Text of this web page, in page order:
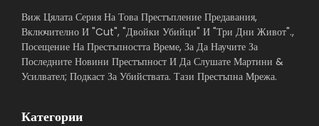
Виж Цялата Серия На Това Престъпление Предавания,
Включително И "Cut", "Двойки Убийци" И "Три Дни Живот".,
Посещение На Престъпността Време, За Да Научите За
Последните Новини Престъпност И Да Слушате Мартини &
Усилвател; Подкаст За Убийствата. Тази Престъпна Мрежа.
Категории